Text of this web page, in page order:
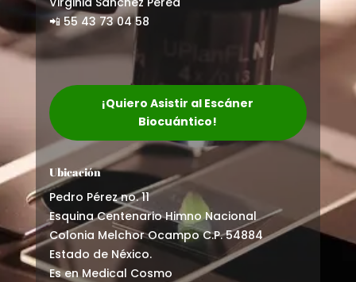
📲 55 43 73 04 58
¡Quiero Asistir al Escáner
Biocuántico!
Ubicación
Pedro Pérez no. 11
Esquina Centenario Himno Nacional
Colonia Melchor Ocampo C.P. 54884
Estado de Néxico.
Es en Medical Cosmo